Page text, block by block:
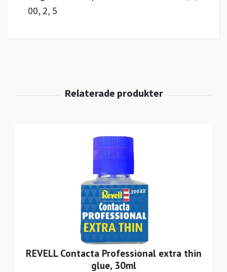
00, 2, 5
REVELL Contacta Professional extra thin
glue, 30ml